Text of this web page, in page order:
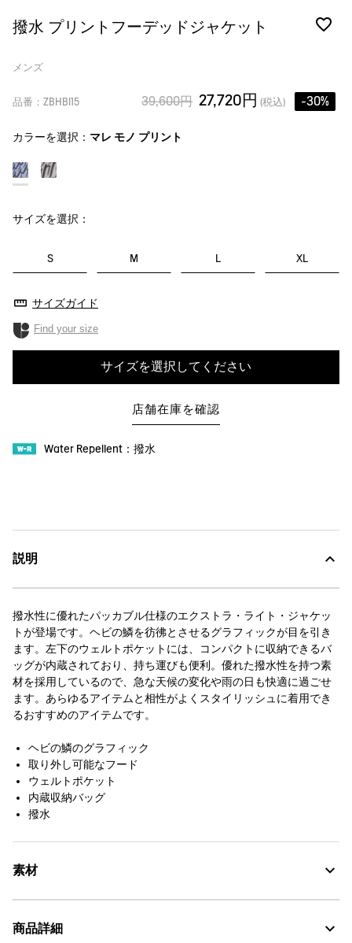
撥水 プリントフーデッドジャケット
メンズ
品番：ZBHBI15 39,600円 27,720円 (税込) -30%
カラーを選択： マレ モノ プリント
サイズを選択：
S M L XL
サイズガイド
Find your size
サイズを選択してください
店舗在庫を確認
Water Repellent：撥水
説明
撥水性に優れたパッカブル仕様のエクストラ・ライト・ジャケッ
トが登場です。ヘビの鱗を彷彿とさせるグラフィックが目を引き
ます。左下のウェルトポケットには、コンパクトに収納できるバ
ッグが内蔵されており、持ち運びも便利。優れた撥水性を持つ素
材を採用しているので、急な天候の変化や雨の日も快適に過ごせ
ます。あらゆるアイテムと相性がよくスタイリッシュに着用でき
るおすすめのアイテムです。
ヘビの鱗のグラフィック
取り外し可能なフード
ウェルトポケット
内蔵収納バッグ
撥水
素材
撥水性に優れたポリアミド100%、WR
商品詳細